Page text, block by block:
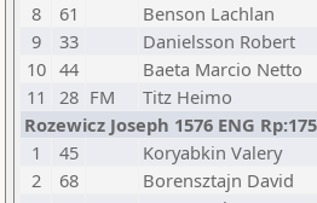
8
61 Benson Lachlan
9
33 Danielsson Robert
10 44 Baeta Marcio Netto
11
28 FM Titz Heimo
Rozewicz Joseph 1576 ENG
1
45 Koryabkin Valery
2
68 Borensztajn David